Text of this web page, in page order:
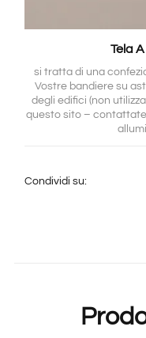
Tela
si tratta di una
Vostre bandiere su
degli edifici (non
questo sito –
Condividi su: